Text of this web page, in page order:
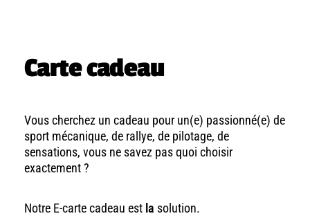
Carte cadeau
Vous cherchez un cadeau pour un(e) passionné(e) de
sport mécanique, de rallye, de pilotage, de
sensations, vous ne savez pas quoi choisir
exactement ?
Notre E-carte cadeau est la solution.